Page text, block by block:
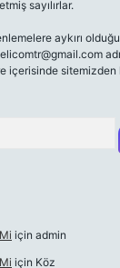
sayılırlar.
aykırı
içerisinde sitemizden
için admin
için Köz